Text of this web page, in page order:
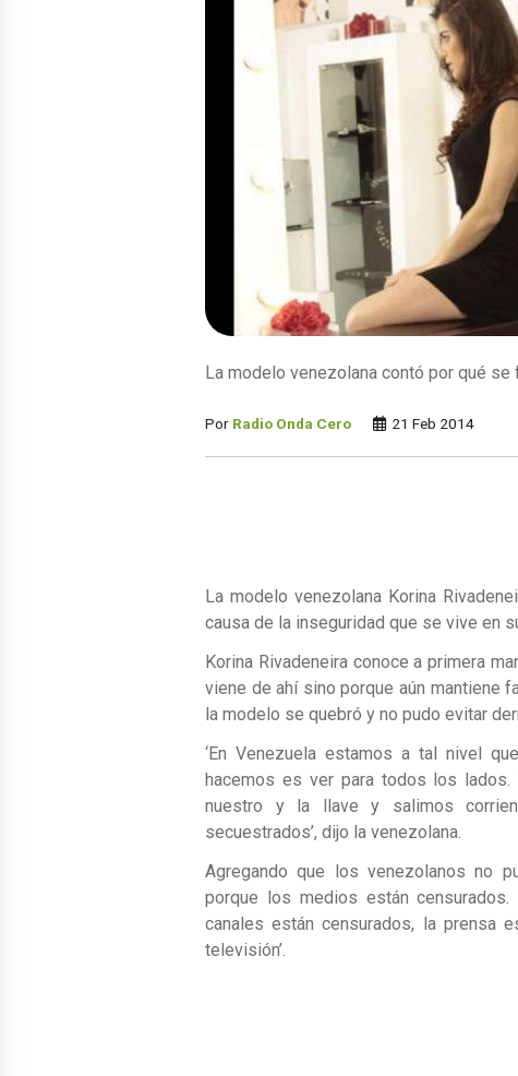
La modelo venezolana contó por qué se
Por Radio Onda Cero 21 Feb 2014
La modelo venezolana Korina
causa de la inseguridad que se vive en
Korina Rivadeneira conoce a primera
viene de ahí sino porque aún mantiene
la modelo se quebró y no pudo evitar
‘En Venezuela estamos a tal nivel
hacemos es ver para todos los
nuestro y la llave y salimos
secuestrados’, dijo la venezolana.
Agregando que los venezolanos no
porque los medios están
canales están censurados, la prensa
televisión’.